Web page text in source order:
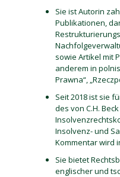
Sie ist Autorin
Publikationen,
sowie Artikel mit
anderem in
Prawna“,
Seit 2018 ist sie
des von C.H.
Insolvenz- und
Kommentar wird
Sie bietet
englischer und